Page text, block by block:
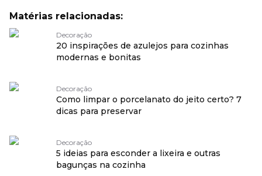
Matérias relacionadas:
Decoração
20 inspirações de azulejos para cozinhas
modernas e bonitas
Decoração
Como limpar o porcelanato do jeito certo? 7
dicas para preservar
Decoração
5 ideias para esconder a lixeira e outras
bagunças na cozinha